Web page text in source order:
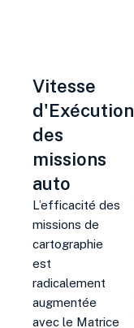
Vitesse
d'Exécution
des
missions
auto
L’efficacité des
missions de
cartographie
est
radicalement
augmentée
avec le Matrice